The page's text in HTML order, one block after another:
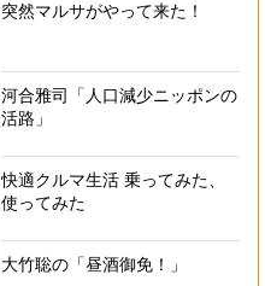
突然マルサがやって来た！
河合雅司「人口減少ニッポンの
活路」
快適クルマ生活 乗ってみた、
使ってみた
大竹聡の「昼酒御免！」